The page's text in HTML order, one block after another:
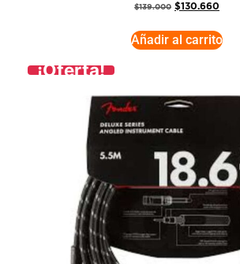
$139.000 $130.660
Añadir al carrito
¡Oferta!